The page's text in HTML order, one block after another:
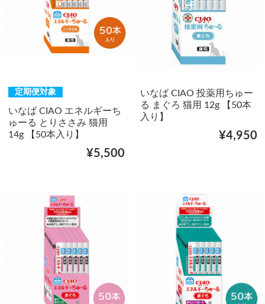
定期便対象
いなば CIAO エネルギーち
ゅーる とりささみ 猫用
14g 【50本入り】
¥5,500
いなば CIAO 投薬用ちゅー
る まぐろ 猫用 12g 【50本
入り】
¥4,950